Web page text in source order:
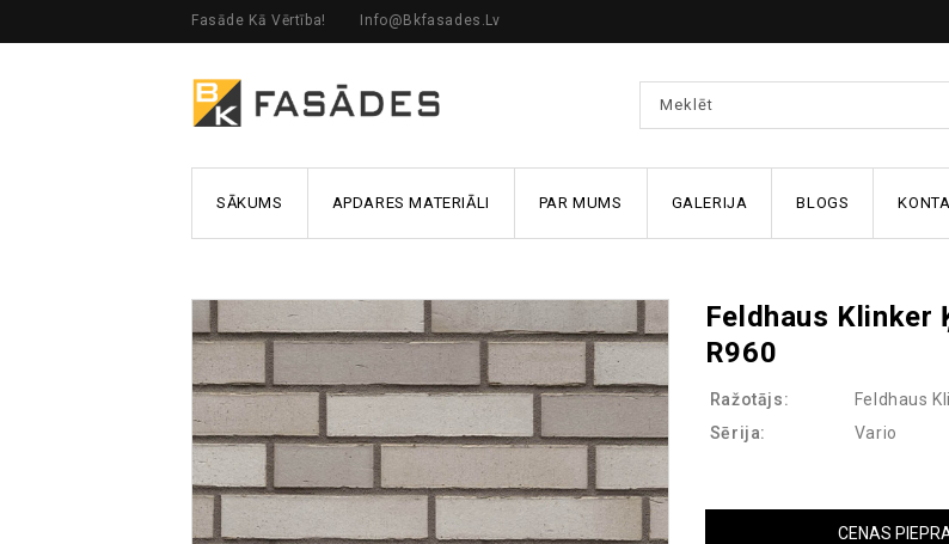
Fasāde Kā Vērtība! Info@bkfasades.lv
SĀKUMS APDARES MATERIĀLI PAR MUMS GALERIJA BLOGS
Feldhaus Klinker
R960
Ražotājs:
Feldhaus
Sērija:
Vario
CENAS